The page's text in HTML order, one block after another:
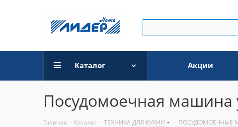
Каталог Акции
Посудомоечная машина
Главная - Каталог - ТЕХНИКА ДЛЯ КУХНИ - ПОСУДОМОЕЧНЫЕ